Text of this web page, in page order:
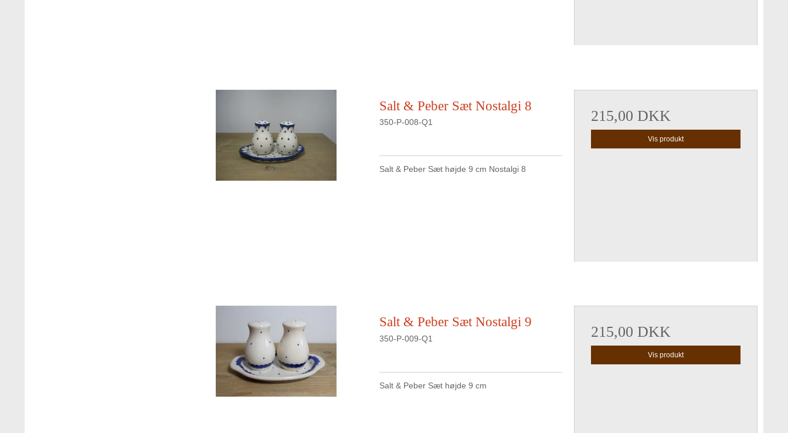
Salt & Peber Sæt Nostalgi 8
350-P-008-Q1
Salt & Peber Sæt højde 9 cm Nostalgi 8
215,00 DKK
Vis produkt
Salt & Peber Sæt Nostalgi 9
350-P-009-Q1
Salt & Peber Sæt højde 9 cm
215,00 DKK
Vis produkt